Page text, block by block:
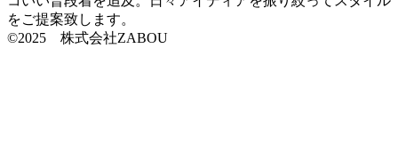
をご提案致します。
©2025 株式会社ZABOU